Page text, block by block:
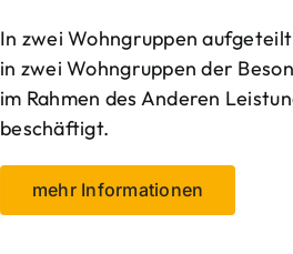
In zwei Wohngruppen
in zwei Wohngruppen der
im Rahmen des Anderen
beschäftigt.
mehr Informationen